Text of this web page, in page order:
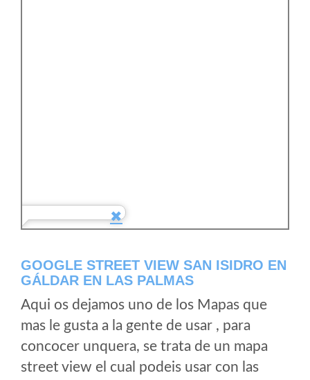
GOOGLE STREET VIEW SAN ISIDRO EN
GÁLDAR EN LAS PALMAS
Aqui os dejamos uno de los Mapas que
mas le gusta a la gente de usar , para
concocer unquera, se trata de un mapa
street view el cual podeis usar con las